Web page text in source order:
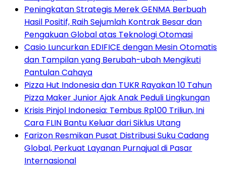
Peningkatan Strategis Merek GENMA Berbuah
Hasil Positif, Raih Sejumlah Kontrak Besar dan
Pengakuan Global atas Teknologi Otomasi
Casio Luncurkan EDIFICE dengan Mesin Otomatis
dan Tampilan yang Berubah-ubah Mengikuti
Pantulan Cahaya
Pizza Hut Indonesia dan TUKR Rayakan 10 Tahun
Pizza Maker Junior Ajak Anak Peduli Lingkungan
Krisis Pinjol Indonesia: Tembus Rp100 Triliun, Ini
Cara FLIN Bantu Keluar dari Siklus Utang
Farizon Resmikan Pusat Distribusi Suku Cadang
Global, Perkuat Layanan Purnajual di Pasar
Internasional